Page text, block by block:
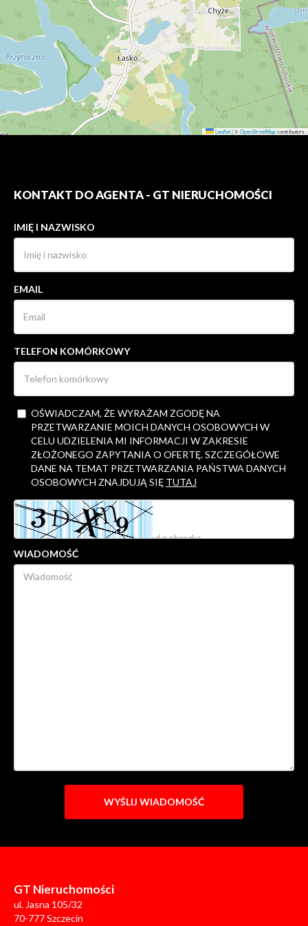
Leaflet|©OpenStreetMapcontributors
KONTAKT DO AGENTA - GT NIERUCHOMOŚCI
IMIĘ I NAZWISKO
EMAIL
TELEFON KOMÓRKOWY
OŚWIADCZAM, ŻE WYRAŻAM ZGODĘ NA
PRZETWARZANIE MOICH DANYCH OSOBOWYCH W
CELU UDZIELENIA MI INFORMACJI W ZAKRESIE
ZŁOŻONEGO ZAPYTANIA O OFERTĘ. SZCZEGÓŁOWE
DANE NA TEMAT PRZETWARZANIA PAŃSTWA DANYCH
OSOBOWYCH ZNAJDUJĄ SIĘ TUTAJ
WIADOMOŚĆ
GT Nieruchomości
ul. Jasna 105/32
70-777 Szczecin